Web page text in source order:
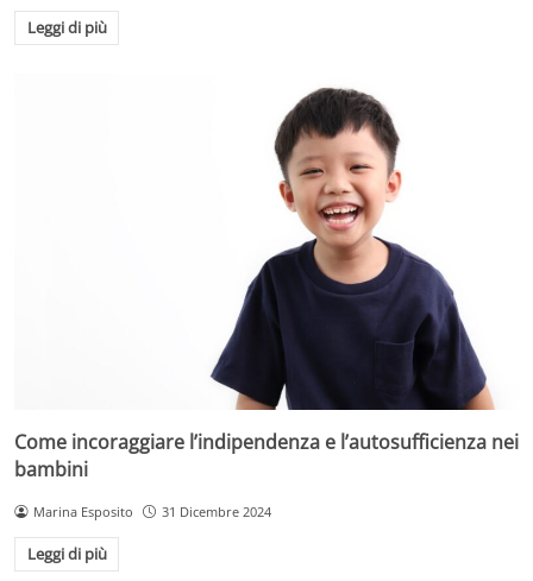
Leggi di più
Come incoraggiare l’indipendenza e l’autosufficienza nei
bambini
Marina Esposito 31 Dicembre 2024
Leggi di più